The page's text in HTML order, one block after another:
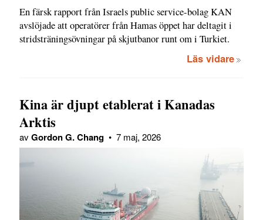
En färsk rapport från Israels public service-bolag KAN
avslöjade att operatörer från Hamas öppet har deltagit i
stridsträningsövningar på skjutbanor runt om i Turkiet.
Läs vidare
Kina är djupt etablerat i Kanadas
Arktis
avGordon G. Chang • 7 maj, 2026